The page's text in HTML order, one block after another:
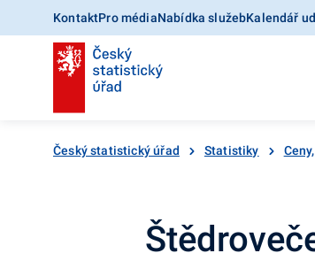
KontaktPro médiaNabídka služebKalendář
Český statistický úřad Statistiky